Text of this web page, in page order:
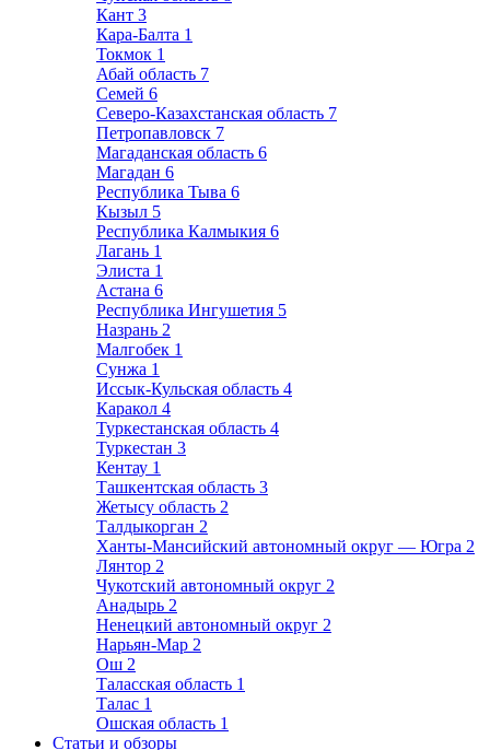
Кант 3
Кара-Балта 1
Токмок 1
Абай область 7
Семей 6
Северо-Казахстанская область 7
Петропавловск 7
Магаданская область 6
Магадан 6
Республика Тыва 6
Кызыл 5
Республика Калмыкия 6
Лагань 1
Элиста 1
Астана 6
Республика Ингушетия 5
Назрань 2
Малгобек 1
Сунжа 1
Иссык-Кульская область 4
Каракол 4
Туркестанская область 4
Туркестан 3
Кентау 1
Ташкентская область 3
Жетысу область 2
Талдыкорган 2
Ханты-Мансийский автономный округ — Югра 2
Лянтор 2
Чукотский автономный округ 2
Анадырь 2
Ненецкий автономный округ 2
Нарьян-Мар 2
Ош 2
Таласская область 1
Талас 1
Ошская область 1
Статьи и обзоры